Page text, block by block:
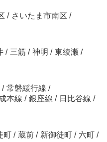
/ さいたま市南区 /
/ 三筋 / 神明 / 東綾瀬 /
/ 常磐緩行線 /
本線 / 銀座線 / 日比谷線 /
町 / 蔵前 / 新御徒町 / 六町 /